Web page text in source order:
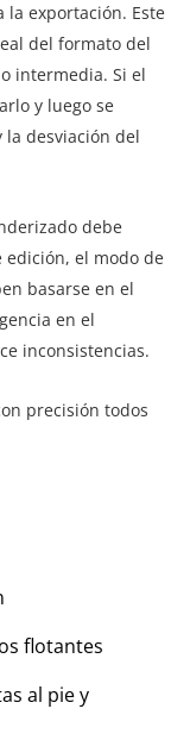
exportación. Este
del formato del
intermedia. Si el
y luego se
desviación del
debe
edición, el modo de
basarse en el
en el
inconsistencias.
precisión todos
flotantes
al pie y